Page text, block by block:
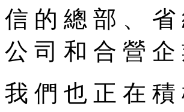
信 的 總 部 、
公 司 和 合 營 企
我 們 也 正 在